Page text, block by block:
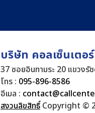
บริษัท คอลเซ็นเตอ
37 ซอยอินทามระ 20 แขวงรั
โทร : 095-896-8586
อีเมล :
สงวนลิขสิทธิ์Copyright ©